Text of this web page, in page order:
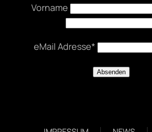
Vorname
eMail Adresse*